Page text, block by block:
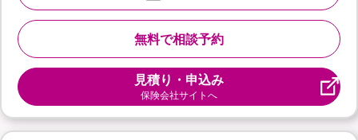
無料で相談予約
見積り・申込み
保険会社サイトへ